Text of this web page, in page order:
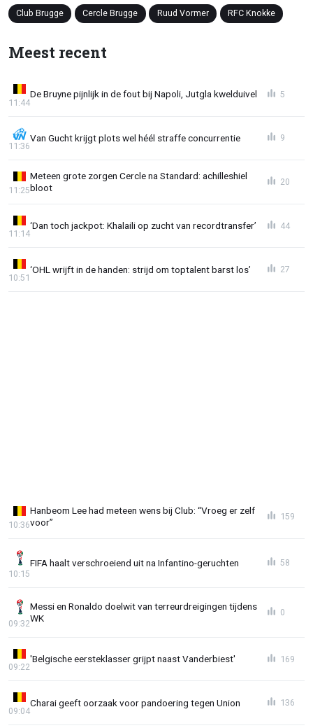
Club Brugge Cercle Brugge Ruud Vormer RFC Knokke
Meest recent
De Bruyne pijnlijk in de fout bij Napoli, Jutgla kwelduivel
11:44
5
Van Gucht krijgt plots wel héél straffe concurrentie
11:36
9
Meteen grote zorgen Cercle na Standard: achilleshiel
bloot
11:25
20
‘Dan toch jackpot: Khalaili op zucht van recordtransfer’
11:14
44
‘OHL wrijft in de handen: strijd om toptalent barst los’
10:51
27
Hanbeom Lee had meteen wens bij Club: “Vroeg er zelf
voor”
10:36
159
FIFA haalt verschroeiend uit na Infantino-geruchten
10:15
58
Messi en Ronaldo doelwit van terreurdreigingen tijdens
WK
09:32
0
'Belgische eersteklasser grijpt naast Vanderbiest'
09:22
169
Charai geeft oorzaak voor pandoering tegen Union
09:04
136